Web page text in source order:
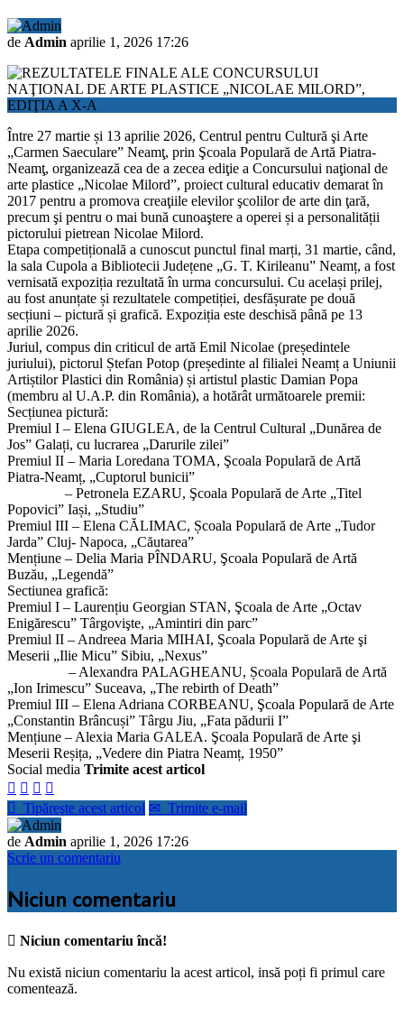
de Admin aprilie 1, 2026 17:26
Între 27 martie și 13 aprilie 2026, Centrul pentru Cultură şi Arte
„Carmen Saeculare” Neamţ, prin Şcoala Populară de Artă Piatra-
Neamţ, organizează cea de a zecea ediţie a Concursului naţional de
arte plastice „Nicolae Milord”, proiect cultural educativ demarat în
2017 pentru a promova creaţiile elevilor şcolilor de arte din ţară,
precum şi pentru o mai bună cunoaştere a operei și a personalității
pictorului pietrean Nicolae Milord.
Etapa competițională a cunoscut punctul final marți, 31 martie, când,
la sala Cupola a Bibliotecii Județene „G. T. Kirileanu” Neamț, a fost
vernisată expoziția rezultată în urma concursului. Cu același prilej,
au fost anunțate și rezultatele competiției, desfășurate pe două
secțiuni – pictură și grafică. Expoziția este deschisă până pe 13
aprilie 2026.
Juriul, compus din criticul de artă Emil Nicolae (președintele
juriului), pictorul Ștefan Potop (președinte al filialei Neamț a Uniunii
Artiștilor Plastici din România) și artistul plastic Damian Popa
(membru al U.A.P. din România), a hotărât următoarele premii:
Secțiunea pictură:
Premiul I – Elena GIUGLEA, de la Centrul Cultural „Dunărea de
Jos” Galați, cu lucrarea „Darurile zilei”
Premiul II – Maria Loredana TOMA, Şcoala Populară de Artă
Piatra-Neamț, „Cuptorul bunicii”
– Petronela EZARU, Şcoala Populară de Arte „Titel
Popovici” Iași, „Studiu”
Premiul III – Elena CĂLIMAC, Școala Populară de Arte „Tudor
Jarda” Cluj- Napoca, „Căutarea”
Mențiune – Delia Maria PÎNDARU, Şcoala Populară de Artă
Buzău, „Legendă”
Sectiunea grafică:
Premiul I – Laurențiu Georgian STAN, Şcoala de Arte „Octav
Enigărescu” Târgovişte, „Amintiri din parc”
Premiul II – Andreea Maria MIHAI, Şcoala Populară de Arte şi
Meserii „Ilie Micu” Sibiu, „Nexus”
– Alexandra PALAGHEANU, Școala Populară de Artă
„Ion Irimescu” Suceava, „The rebirth of Death”
Premiul III – Elena Adriana CORBEANU, Şcoala Populară de Arte
„Constantin Brâncuși” Târgu Jiu, „Fata pădurii I”
Mențiune – Alexia Maria GALEA. Şcoala Populară de Arte şi
Meserii Reșița, „Vedere din Piatra Neamț, 1950”
Social media Trimite acest articol
   

Tipăreşte acest articol ✉ Trimite e-mail
de Admin aprilie 1, 2026 17:26
Scrie un comentariu
Niciun comentariu
 Niciun comentariu încă!
Nu există niciun comentariu la acest articol, insă poți fi primul care
comentează.